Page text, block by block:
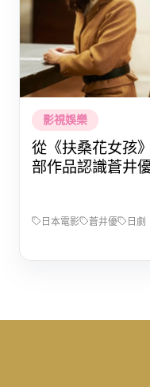
影視娛樂
從《扶桑花女孩
部作品認識蒼井
日本電影 蒼井優 日劇